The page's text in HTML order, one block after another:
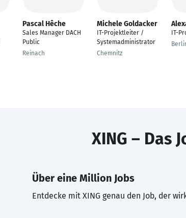
Pascal Hêche
Sales Manager DACH
Public
Reinach
Michele Goldacker
IT-Projektleiter /
Systemadministrator
Chemnitz
IT-
XING – Das
Über eine Million Jobs
Entdecke mit XING genau den Job, der